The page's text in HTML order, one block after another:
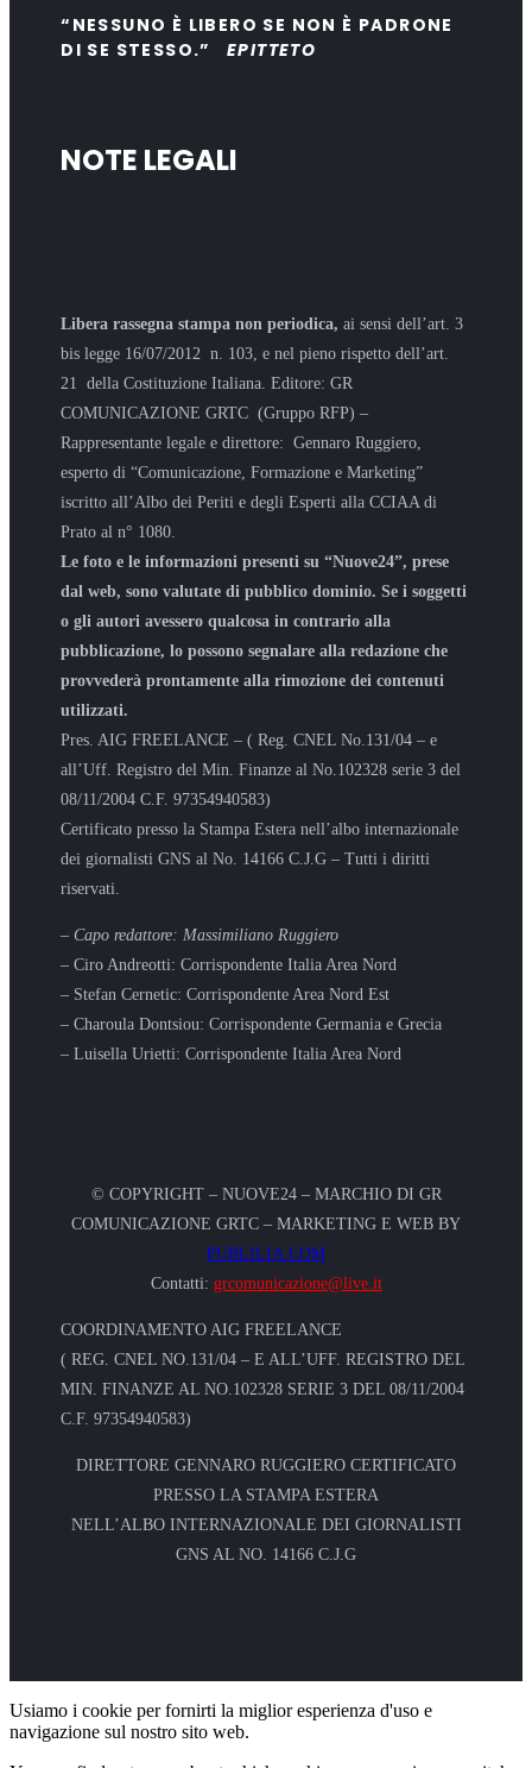
“NESSUNO È LIBERO SE NON È PADRONE
DI SE STESSO.”EPITTETO
NOTE LEGALI
Libera rassegna stampa non periodica,ai sensi dell’art. 3
bis legge 16/07/2012 n. 103, e nel pieno rispetto dell’art.
21 della Costituzione Italiana. Editore: GR
COMUNICAZIONE GRTC (Gruppo RFP) –
Rappresentante legale e direttore: Gennaro Ruggiero,
esperto di “Comunicazione, Formazione e Marketing”
iscritto all’Albo dei Periti e degli Esperti alla CCIAA di
Prato al n° 1080.
Le foto e le informazioni presenti su “Nuove24”, prese
dal web, sono valutate di pubblico dominio. Se i soggetti
o gli autori avessero qualcosa in contrario alla
pubblicazione, lo possono segnalare alla redazione che
provvederà prontamente alla rimozione dei contenuti
utilizzati.
Pres. AIG FREELANCE – ( Reg. CNEL No.131/04 – e
all’Uff. Registro del Min. Finanze al No.102328 serie 3 del
08/11/2004 C.F. 97354940583)
Certificato presso la Stampa Estera nell’albo internazionale
dei giornalisti GNS al No. 14166 C.J.G – Tutti i diritti
riservati.
– Capo redattore: Massimiliano Ruggiero
– Ciro Andreotti: Corrispondente Italia Area Nord
– Stefan Cernetic: Corrispondente Area Nord Est
– Charoula Dontsiou: Corrispondente Germania e Grecia
– Luisella Urietti: Corrispondente Italia Area Nord
© COPYRIGHT – NUOVE24 – MARCHIO DI GR
COMUNICAZIONE GRTC – MARKETING E WEB BY
PUBLILIA.COM
Contatti: grcomunicazione@live.it
COORDINAMENTO AIG FREELANCE
( REG. CNEL NO.131/04 – E ALL’UFF. REGISTRO DEL
MIN. FINANZE AL NO.102328 SERIE 3 DEL 08/11/2004
C.F. 97354940583)
DIRETTORE GENNARO RUGGIERO CERTIFICATO
PRESSO LA STAMPA ESTERA
NELL’ALBO INTERNAZIONALE DEI GIORNALISTI
GNS AL NO. 14166 C.J.G
Usiamo i cookie per fornirti la miglior esperienza d'uso e
navigazione sul nostro sito web.